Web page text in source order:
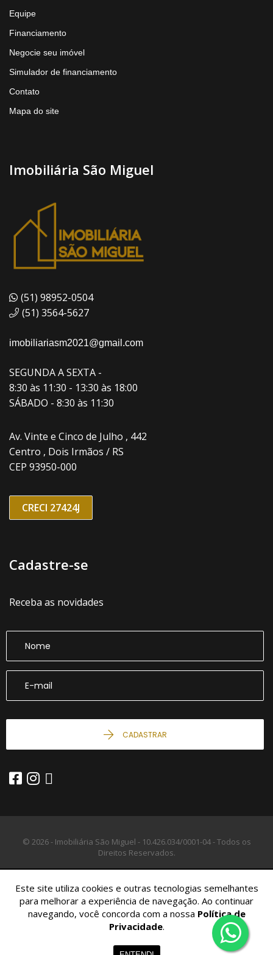
Imóveis Menu
Equipe
Financiamento
Negocie seu imóvel
Simulador de financiamento
Contato
Mapa do site
Imobiliária São Miguel
(51) 98952-0504
(51) 3564-5627
imobiliariasm2021@gmail.com
SEGUNDA A SEXTA -
8:30 às 11:30 - 13:30 às 18:00
SÁBADO - 8:30 às 11:30
Av. Vinte e Cinco de Julho , 442
Centro , Dois Irmãos / RS
CEP 93950-000
CRECI 27424J
Cadastre-se
Receba as novidades
CADASTRAR
© 2026 - Imobiliária São Miguel - 10.426.034/0001-04 -Todos os
Direitos Reservados.
Este site utiliza cookies e outras tecnologias semelhantes
para melhorar a experiência de navegação. Ao continuar
navegando, você concorda com a nossa Política de
Privacidade.